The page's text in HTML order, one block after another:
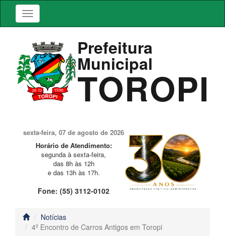
Prefeitura
Municipal
TOROPI
sexta-feira, 07 de agosto de 2026
Horário de Atendimento:
segunda à sexta-feira,
das 8h às 12h
e das 13h às 17h.
Fone: (55) 3112-0102
Notícias
4º Encontro de Carros Antigos em Toropi